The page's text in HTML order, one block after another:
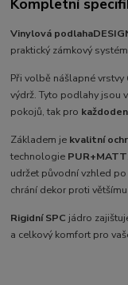
Kompletní
Vinylová podlaha
praktický zámkový
Při volbě nášlapné vrstvy
výdrž. Tyto podlahy jsou
pokojů, tak pro
Základem je kvalitní
technologie PUR+MATT
udržet původní vzhled po
chrání dekor proti
Rigidní SPC jádro
a celkový komfort pro